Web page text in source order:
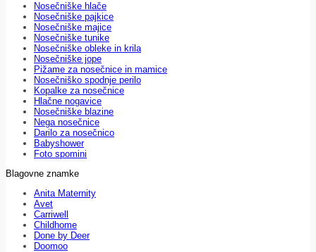
Nosečniške hlače
Nosečniške pajkice
Nosečniške majice
Nosečniške tunike
Nosečniške obleke in krila
Nosečniške jope
Pižame za nosečnice in mamice
Nosečniško spodnje perilo
Kopalke za nosečnice
Hlačne nogavice
Nosečniške blazine
Nega nosečnice
Darilo za nosečnico
Babyshower
Foto spomini
Blagovne znamke
Anita Maternity
Avet
Carriwell
Childhome
Done by Deer
Doomoo